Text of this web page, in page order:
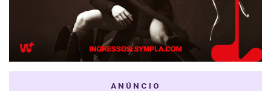
ANÚNCIO